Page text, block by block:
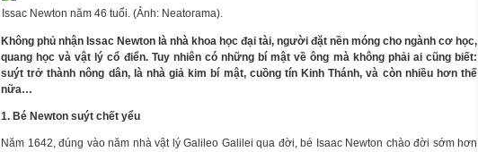
Issac Newton năm 46 tuổi. (Ảnh: Neatorama).
Không phủ nhận Issac Newton là nhà khoa học đại tài, người đặt nền móng cho ngành cơ học,
quang học và vật lý cổ điển. Tuy nhiên có những bí mật về ông mà không phải ai cũng biết:
suýt trở thành nông dân, là nhà giả kim bí mật, cuồng tín Kinh Thánh, và còn nhiều hơn thế
nữa…
1. Bé Newton suýt chết yểu
Năm 1642, đúng vào năm nhà vật lý Galileo Galilei qua đời, bé Isaac Newton chào đời sớm hơn